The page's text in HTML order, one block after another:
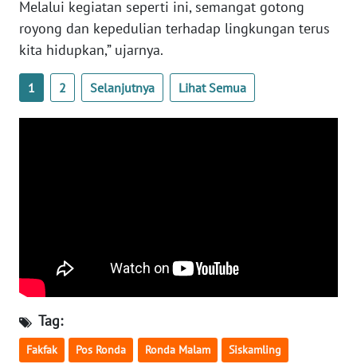
Melalui kegiatan seperti ini, semangat gotong
royong dan kepedulian terhadap lingkungan terus
kita hidupkan,” ujarnya.
1 2 Selanjutnya Lihat Semua
Tag:
Fakfak Pos Ronda Ronda Malam Siskamling
WN
NUSANTARA
WN
JOGJA
WN
KALBAR
WN
KALTENG